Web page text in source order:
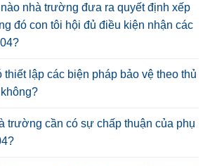
nhà trường đưa ra quyết định xếp
đó con tôi hội đủ điều kiện nhận các
thiết lập các biện pháp bảo vệ theo thủ
trường cần có sự chấp thuận của phụ